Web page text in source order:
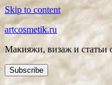
Skip to content
artcosmetik.ru
Макияжи, визаж и статьи
Subscribe